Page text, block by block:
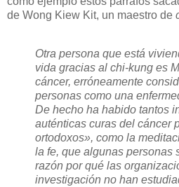
de Wong Kiew Kit, un maestro de
Otra persona que está
vida gracias al chi-kung es
cáncer, erróneamente
personas como una
De hecho ha habido tantos
auténticas curas del cáncer
ortodoxos», como la
la fe, que algunas personas
razón por qué las
investigación no han